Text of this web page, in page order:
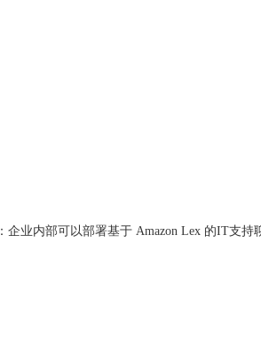
：企业内部可以部署基于 Amazon Lex 的IT支